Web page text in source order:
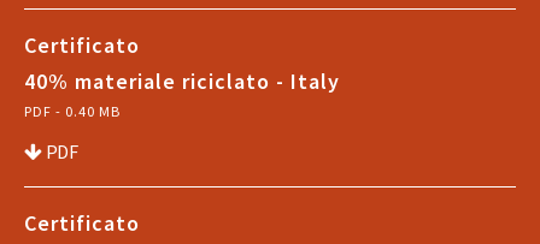
Certificato
40% materiale riciclato - Italy
PDF - 0.40 MB
PDF
Certificato